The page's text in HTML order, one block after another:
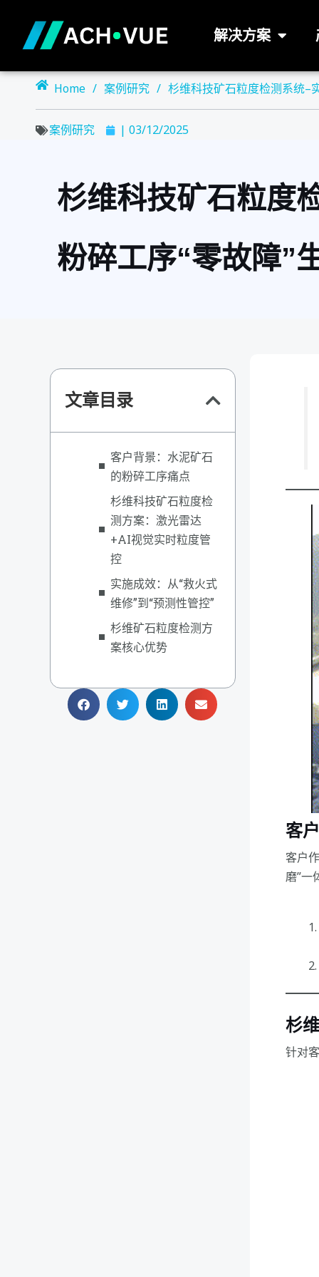
解决方案
Home / 案例研究 / 杉维科技矿石粒度检测系统–
案例研究 | 03/12/2025
杉维科技矿石粒度
粉碎工序“零故障”
文章目录
客户背景：水泥矿石
的粉碎工序痛点
杉维科技矿石粒度检
测方案：激光雷达
+AI视觉实时粒度管
控
实施成效：从“救火式
维修”到“预测性管控”
杉维矿石粒度检测方
案核心优势
客
客户
磨”一
杉
针对